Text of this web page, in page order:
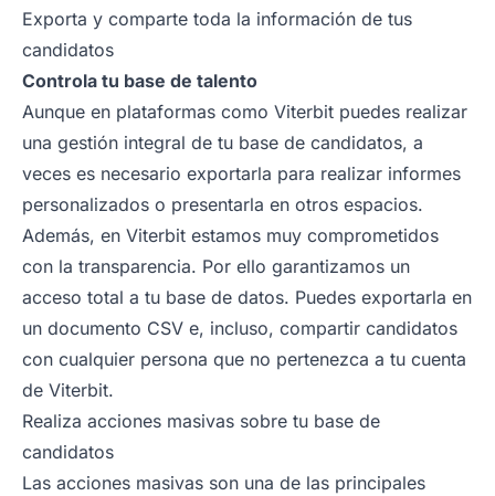
Exporta y comparte toda la información de tus
candidatos
Controla tu base de talento
Aunque en plataformas como Viterbit puedes realizar
una gestión integral de tu base de candidatos, a
veces es necesario exportarla para realizar informes
personalizados o presentarla en otros espacios.
Además, en Viterbit estamos muy comprometidos
con la transparencia. Por ello garantizamos un
acceso total a tu base de datos. Puedes exportarla en
un documento CSV e, incluso, compartir candidatos
con cualquier persona que no pertenezca a tu cuenta
de Viterbit.
Realiza acciones masivas sobre tu base de
candidatos
Las acciones masivas son una de las principales